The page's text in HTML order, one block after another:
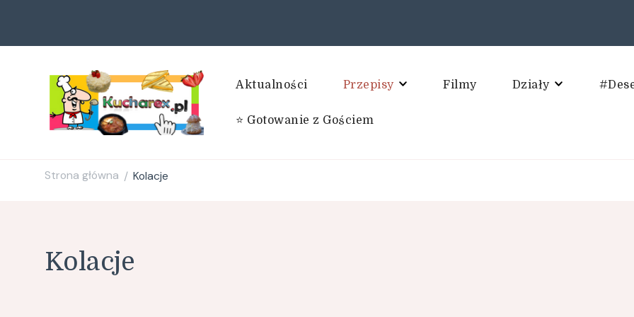
Aktualności Przepisy Filmy Działy
⭐ Gotowanie z Gościem
Strona główna / Kolacje
Kolacje